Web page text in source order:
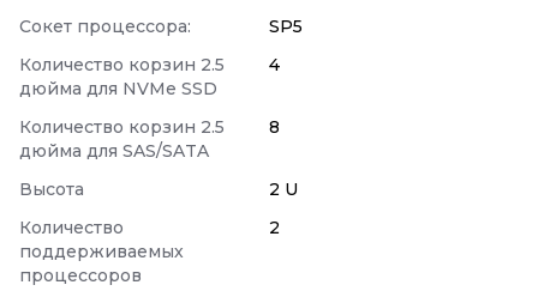
Сокет процессора:
SP5
Количество корзин 2.5
дюйма для NVMe SSD
4
Количество корзин 2.5
дюйма для SAS/SATA
8
Высота
2 U
Количество
поддерживаемых
процессоров
2